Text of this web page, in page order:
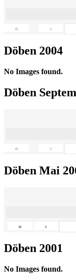
« ‹
Döben 2004
No Images found.
Döben
« ‹
Döben Mai
« ‹
Döben 2001
No Images found.